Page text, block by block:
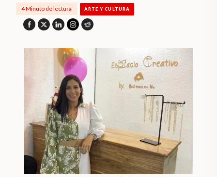
4 Minuto de lectura ARTE Y CULTURA